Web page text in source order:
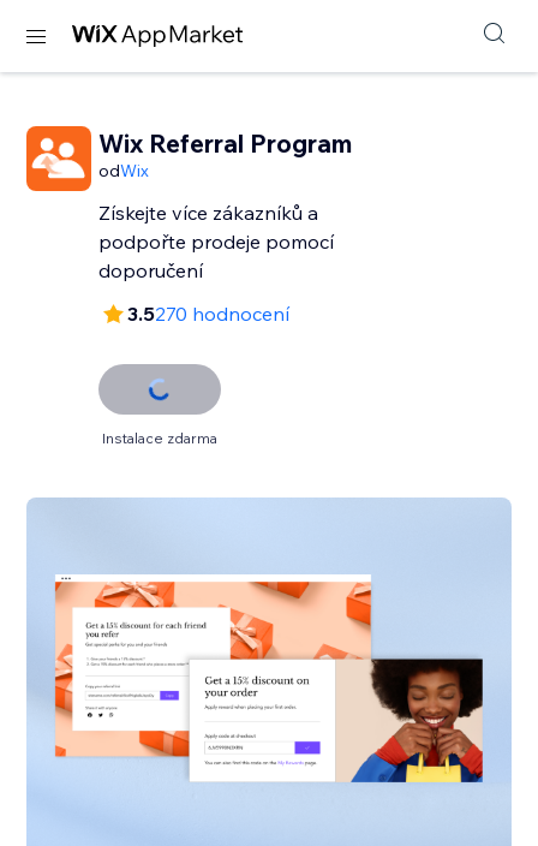
Wix Referral Program
odWix
Získejte více zákazníků a
podpořte prodeje pomocí
doporučení
3.5270 hodnocení
Instalace zdarma